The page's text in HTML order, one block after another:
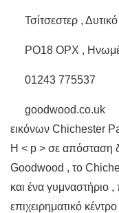
Τσίτσεστερ ,
PO18 ΟΡΧ ,
01243 775537
goodwood.co.uk
εικόνων Chichester
Η < p > σε απόσταση
Goodwood , το
και ένα γυμναστήριο ,
επιχειρηματικό